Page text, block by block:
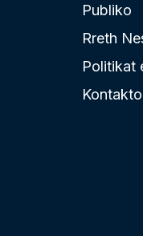
Publiko
Rreth
Politikat
Kontakto